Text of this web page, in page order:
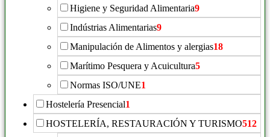
Higiene y Seguridad Alimentaria9
Indústrias Alimentarias9
Manipulación de Alimentos y alergias18
Marítimo Pesquera y Acuicultura5
Normas ISO/UNE1
Hostelería Presencial1
HOSTELERÍA, RESTAURACIÓN Y TURISMO512